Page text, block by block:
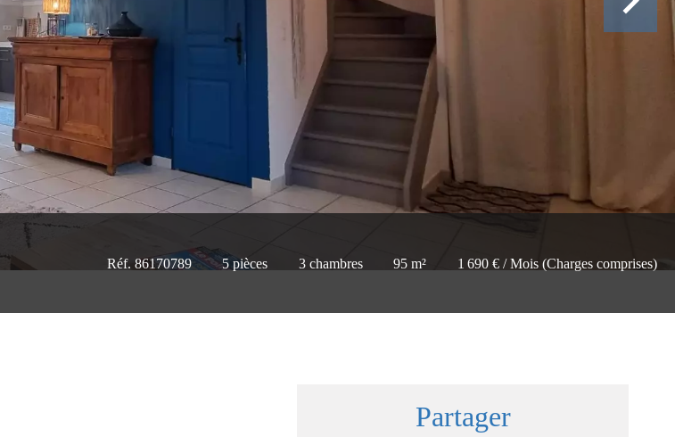
Réf. 86170789 5 pièces 3 chambres 95 m² 1 690 € / Mois (Charges comprises)
Partager